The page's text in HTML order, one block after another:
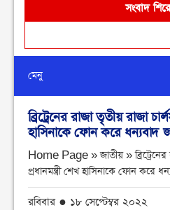
সংবাদ
মেনু
ব্রিট্রেনের রাজা তৃতীয় রাজা
হাসিনাকে ফোন করে ধন্যবাদ
Home Page » জাতীয় »
প্রধানমন্ত্রী শেখ হাসিনাকে ফোন করে
রবিবার ● ১৮ সেপ্টেম্বর ২০২২